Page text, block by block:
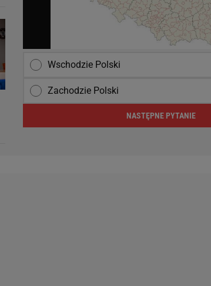
Wschodzie Polski
Zachodzie Polski
NASTĘPNE PYTANIE